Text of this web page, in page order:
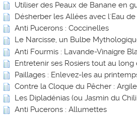
Utiliser des Peaux de Banane en
Désherber les Allées avec l'Eau
Anti Pucerons : Coccinelles
Le Narcisse, un Bulbe
Anti Fourmis : Lavande-Vinaigre
Entretenir ses Rosiers tout au long
Paillages : Enlevez-les au
Contre la Cloque du Pêcher : Argile
Les Dipladénias (ou Jasmin du
Anti Pucerons : Allumettes